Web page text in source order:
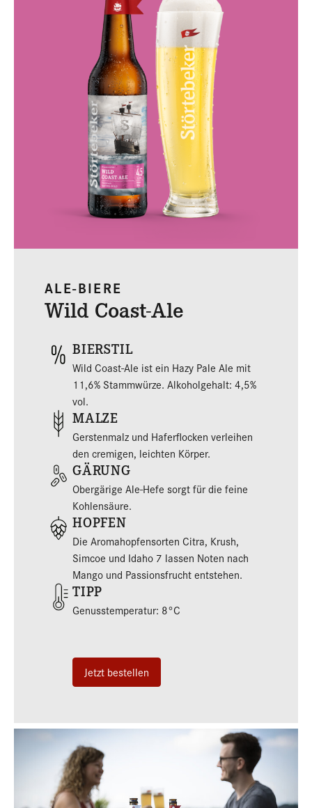
Wild Coast-Ale
ALE-BIERE
BIERSTIL
Wild Coast-Ale ist ein Hazy Pale Ale mit
11,6% Stammwürze. Alkoholgehalt: 4,5%
vol.
MALZE
Gerstenmalz und Haferflocken verleihen
den cremigen, leichten Körper.
GÄRUNG
Obergärige Ale-Hefe sorgt für die feine
Kohlensäure.
HOPFEN
Die Aromahopfensorten Citra, Krush,
Simcoe und Idaho 7 lassen Noten nach
Mango und Passionsfrucht entstehen.
TIPP
Genusstemperatur: 8°C
Jetzt bestellen